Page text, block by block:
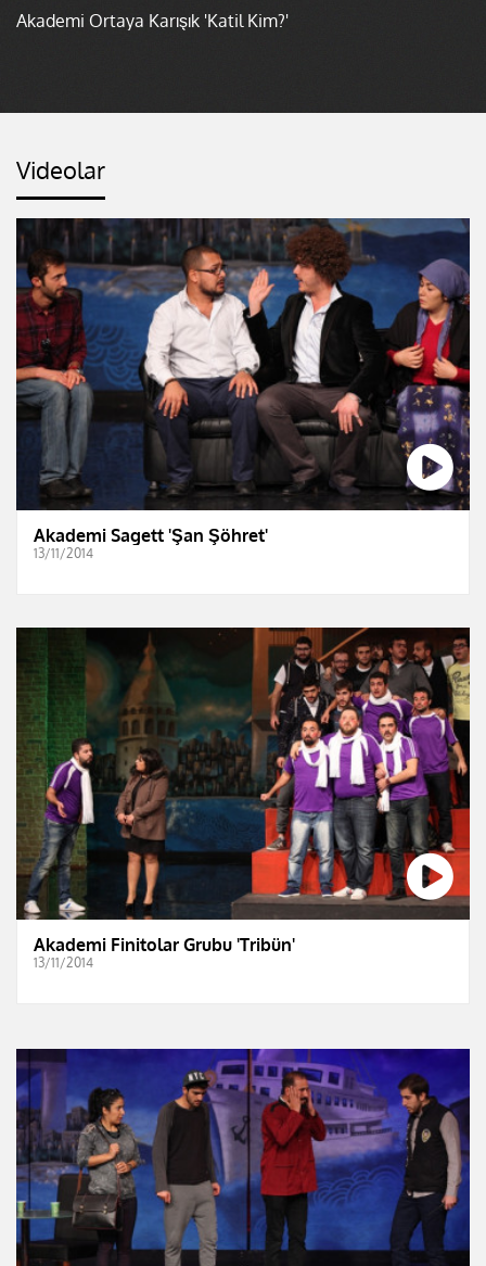
Akademi Ortaya Karışık 'Katil Kim?'
Videolar
Akademi Sagett 'Şan Şöhret'
13/11/2014
Akademi Finitolar Grubu 'Tribün'
13/11/2014